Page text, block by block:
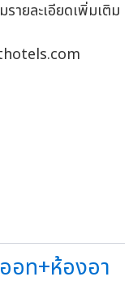
ายละเอียดเพิ่มเติม
อท+ห้องอา